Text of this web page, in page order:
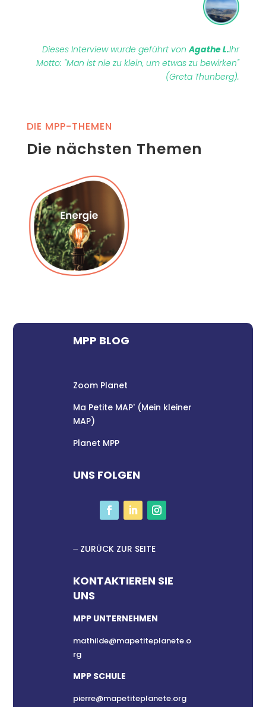
Dieses Interview wurde geführt vonAgathe L.Ihr
Motto: "Man ist nie zu klein, um etwas zu bewirken"
(Greta Thunberg).
DIE MPP-THEMEN
Die nächsten Themen
MPP BLOG
Zoom Planet
Ma Petite MAP' (Mein kleiner
MAP)
Planet MPP
UNS FOLGEN
ZURÜCK ZUR SEITE
KONTAKTIEREN SIE
UNS
MPP UNTERNEHMEN
mathilde@mapetiteplanete.o
rg
MPP SCHULE
pierre@mapetiteplanete.org